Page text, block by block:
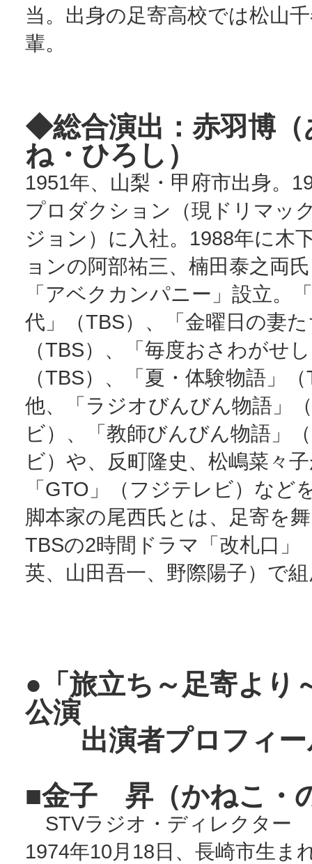
当。出身の足寄高校では松山
輩。
◆総合演出：赤羽博（
ね・ひろし ）
1951年、山梨・甲府市出身。
プロダクション（現ドリマッ
ジョン）に入社。1988年に木
ョンの阿部祐三、楠田泰之両
「アベクカンパニー」設立。
代」（TBS）、「金曜日の妻
（TBS）、「毎度おさわがせ
（TBS）、「夏・体験物語」
他、「ラジオびんびん物語」
ビ）、「教師びんびん物語」
ビ）や、反町隆史、松嶋菜々
「GTO」（フジテレビ）など
脚本家の尾西氏とは、足寄を
TBSの2時間ドラマ「改札口」
英、山田吾一、野際陽子）で
●「旅立ち～足寄より
公演
出演者プロフィー
■金子 昇（かねこ・
STVラジオ・ディレクター
1974年10月18日、長崎市生ま